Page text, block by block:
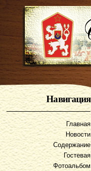
Навигация
Главная
Новости
Содержание
Гостевая
Фотоальбом